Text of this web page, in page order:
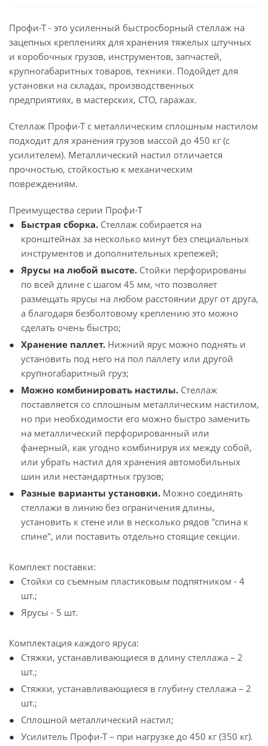
Профи-Т - это усиленный быстросборный стеллаж на
зацепных креплениях для хранения тяжелых штучных
и коробочных грузов, инструментов, запчастей,
крупногабаритных товаров, техники. Подойдет для
установки на складах, производственных
предприятиях, в мастерских, СТО, гаражах.
Стеллаж Профи-Т с металлическим сплошным настилом
подходит для хранения грузов массой до 450 кг (с
усилителем). Металлический настил отличается
прочностью, стойкостью к механическим
повреждениям.
Преимущества серии Профи-Т
Быстрая сборка. Стеллаж собирается на
кронштейнах за несколько минут без специальных
инструментов и дополнительных крепежей;
Ярусы на любой высоте. Стойки перфорированы
по всей длине с шагом 45 мм, что позволяет
размещать ярусы на любом расстоянии друг от друга,
а благодаря безболтовому креплению это можно
сделать очень быстро;
Хранение паллет. Нижний ярус можно поднять и
установить под него на пол паллету или другой
крупногабаритный груз;
Можно комбинировать настилы. Стеллаж
поставляется со сплошным металлическим настилом,
но при необходимости его можно быстро заменить
на металлический перфорированный или
фанерный, как угодно комбинируя их между собой,
или убрать настил для хранения автомобильных
шин или нестандартных грузов;
Разные варианты установки. Можно соединять
стеллажи в линию без ограничения длины,
установить к стене или в несколько рядов "спина к
спине", или поставить отдельно стоящие секции.
Комплект поставки:
Стойки со съемным пластиковым подпятником - 4
шт.;
Ярусы - 5 шт.
Комплектация каждого яруса:
Стяжки, устанавливающиеся в длину стеллажа – 2
шт.;
Стяжки, устанавливающиеся в глубину стеллажа – 2
шт.;
Сплошной металлический настил;
Усилитель Профи-Т – при нагрузке до 450 кг (350 кг).